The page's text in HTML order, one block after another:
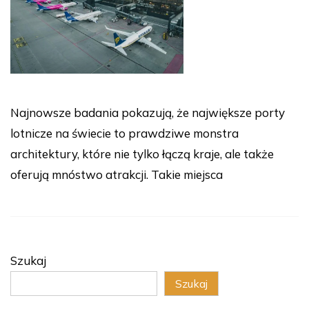
Najnowsze badania pokazują, że największe porty
lotnicze na świecie to prawdziwe monstra
architektury, które nie tylko łączą kraje, ale także
oferują mnóstwo atrakcji. Takie miejsca
Szukaj
Szukaj